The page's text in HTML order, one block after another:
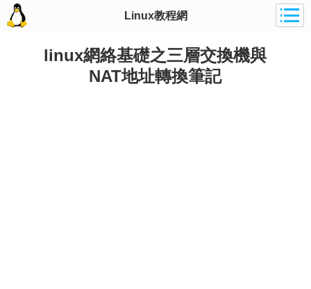
Linux教程網
linux網絡基礎之三層交換機與
NAT地址轉換筆記